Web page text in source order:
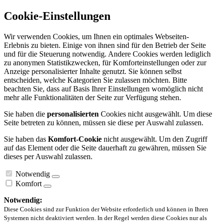
Cookie-Einstellungen
Wir verwenden Cookies, um Ihnen ein optimales Webseiten-
Erlebnis zu bieten. Einige von ihnen sind für den Betrieb der Seite
und für die Steuerung notwendig. Andere Cookies werden lediglich
zu anonymen Statistikzwecken, für Komforteinstellungen oder zur
Anzeige personalisierter Inhalte genutzt. Sie können selbst
entscheiden, welche Kategorien Sie zulassen möchten. Bitte
beachten Sie, dass auf Basis Ihrer Einstellungen womöglich nicht
mehr alle Funktionalitäten der Seite zur Verfügung stehen.
Sie haben die personalisierten Cookies nicht ausgewählt. Um diese
Seite betreten zu können, müssen sie diese per Auswahl zulassen.
Sie haben das Komfort-Cookie nicht ausgewählt. Um den Zugriff
auf das Element oder die Seite dauerhaft zu gewähren, müssen Sie
dieses per Auswahl zulassen.
Notwendig
Komfort
Notwendig:
Diese Cookies sind zur Funktion der Website erforderlich und können in Ihren
Systemen nicht deaktiviert werden. In der Regel werden diese Cookies nur als